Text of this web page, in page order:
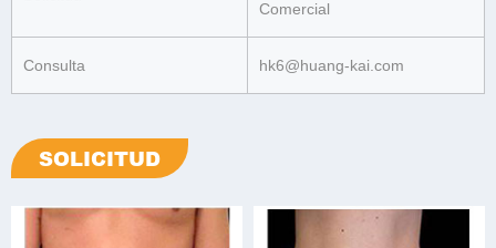
Comercial
Consulta hk6@huang-kai.com
SOLICITUD